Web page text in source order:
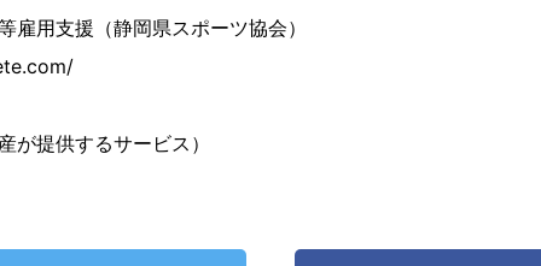
雇用支援（静岡県スポーツ協会）
が提供するサービス）